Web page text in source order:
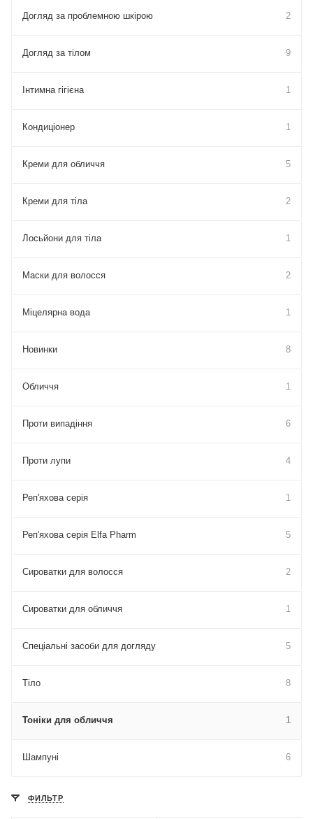
Догляд за проблемною шкірою 2
Догляд за тілом 9
Інтимна гігієна 1
Кондиціонер 1
Креми для обличчя 5
Креми для тіла 2
Лосьйони для тіла 1
Маски для волосся 2
Міцелярна вода 1
Новинки 8
Обличчя 1
Проти випадіння 6
Проти лупи 4
Реп'яхова серія 1
Реп'яхова серія Elfa Pharm 5
Сироватки для волосся 2
Сироватки для обличчя 1
Спеціальні засоби для догляду 5
Тіло 8
Тоніки для обличчя 1
Шампуні 6
ФИЛЬТР